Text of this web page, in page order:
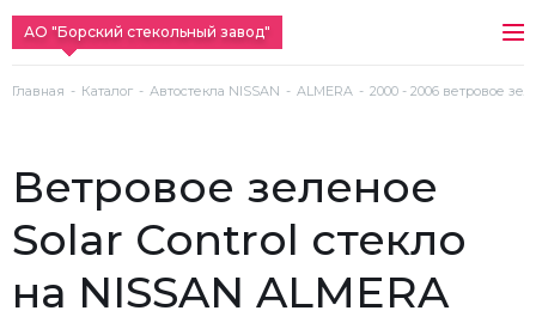
АО "Борский стекольный завод"
Главная Каталог Автостекла NISSAN ALMERA 2000 - 2006 ветровое
ветровое зеленое
Solar Control стекло
на NISSAN ALMERA